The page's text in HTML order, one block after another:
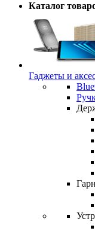
Каталог
Гаджеты и